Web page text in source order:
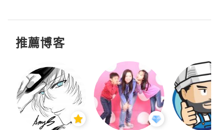
推薦博客